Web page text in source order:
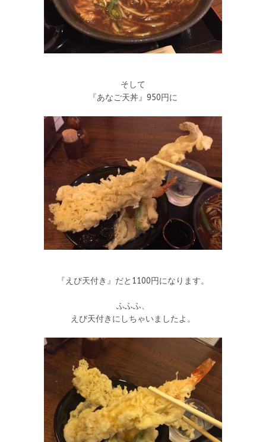
そして
『あなご天丼』950円に
『えび天付き』だと1100円になります。
ふふふ、
えび天付きにしちゃいましたよ。